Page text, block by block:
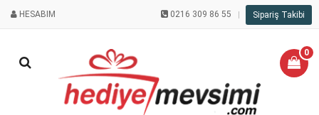
HESABIM 0216 309 86 55 Sipariş Takibi
0